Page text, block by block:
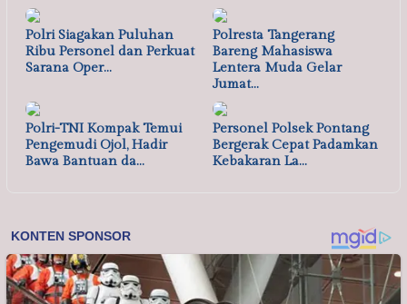
Polri Siagakan Puluhan
Ribu Personel dan Perkuat
Sarana Oper…
Polresta Tangerang
Bareng Mahasiswa
Lentera Muda Gelar
Jumat…
Polri-TNI Kompak Temui
Pengemudi Ojol, Hadir
Bawa Bantuan da…
Personel Polsek Pontang
Bergerak Cepat Padamkan
Kebakaran La…